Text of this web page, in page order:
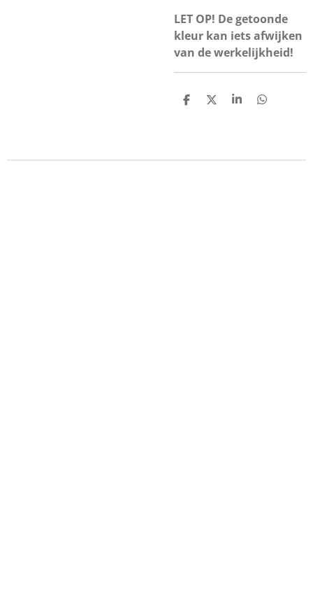
LET OP! De getoonde
kleur kan iets afwijken
van de werkelijkheid!
D
D
S
D